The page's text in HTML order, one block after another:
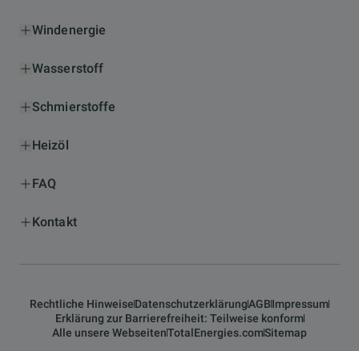
Windenergie
Wasserstoff
Schmierstoffe
Heizöl
FAQ
Kontakt
Rechtliche HinweiseDatenschutzerklärungAGBImpressum
Erklärung zur Barrierefreiheit: Teilweise konform
Alle unsere WebseitenTotalEnergies.comSitemap